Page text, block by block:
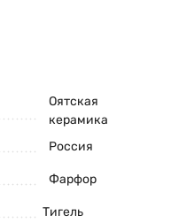
Оятская
керамика
Россия
Фарфор
Тигель